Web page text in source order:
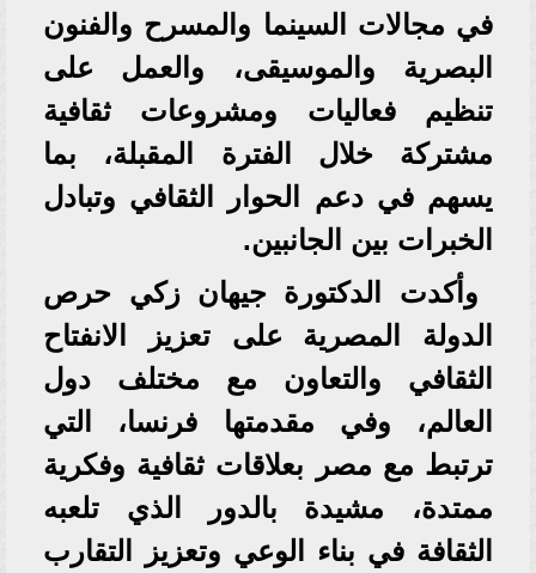
في مجالات السينما والمسرح والفنون
البصرية والموسيقى، والعمل على
تنظيم فعاليات ومشروعات ثقافية
مشتركة خلال الفترة المقبلة، بما
يسهم في دعم الحوار الثقافي وتبادل
الخبرات بين الجانبين.
وأكدت الدكتورة جيهان زكي حرص
الدولة المصرية على تعزيز الانفتاح
الثقافي والتعاون مع مختلف دول
العالم، وفي مقدمتها فرنسا، التي
ترتبط مع مصر بعلاقات ثقافية وفكرية
ممتدة، مشيدة بالدور الذي تلعبه
الثقافة في بناء الوعي وتعزيز التقارب